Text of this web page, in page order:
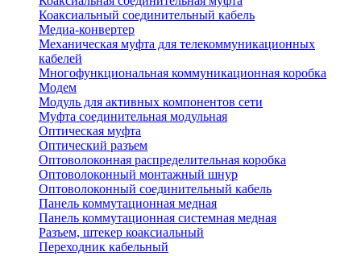
Коаксиальный соединительный кабель
Медиа-конвертер
Механическая муфта для телекоммуникационных
кабелей
Многофункциональная коммуникационная коробка
Модем
Модуль для активных компонентов сети
Муфта соединительная модульная
Оптическая муфта
Оптический разъем
Оптоволоконная распределительная коробка
Оптоволоконный монтажный шнур
Оптоволоконный соединительный кабель
Панель коммутационная медная
Панель коммутационная системная медная
Разъем, штекер коаксиальный
Переходник кабельный